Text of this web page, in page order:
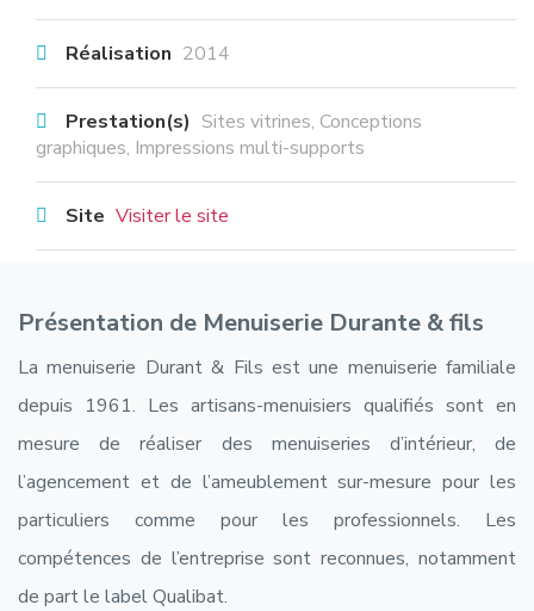
Réalisation 2014
Prestation(s) Sites vitrines Conceptions
graphiques Impressions multi-supports
Site Visiter le site
Présentation de Menuiserie Durante & fils
La menuiserie Durant & Fils est une menuiserie familiale
depuis 1961. Les artisans-menuisiers qualifiés sont en
mesure de réaliser des menuiseries d’intérieur, de
l’agencement et de l’ameublement sur-mesure pour les
particuliers comme pour les professionnels. Les
compétences de l’entreprise sont reconnues, notamment
de part le label Qualibat.